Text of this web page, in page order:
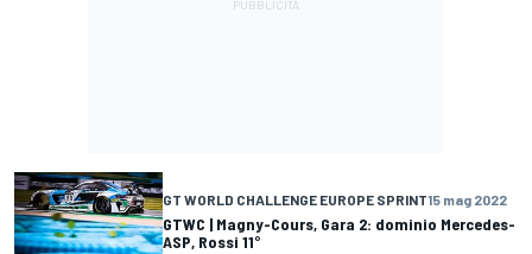
GT WORLD CHALLENGE EUROPE SPRINT15 mag 2022
GTWC | Magny-Cours, Gara 2: dominio Mercedes-
ASP, Rossi 11°